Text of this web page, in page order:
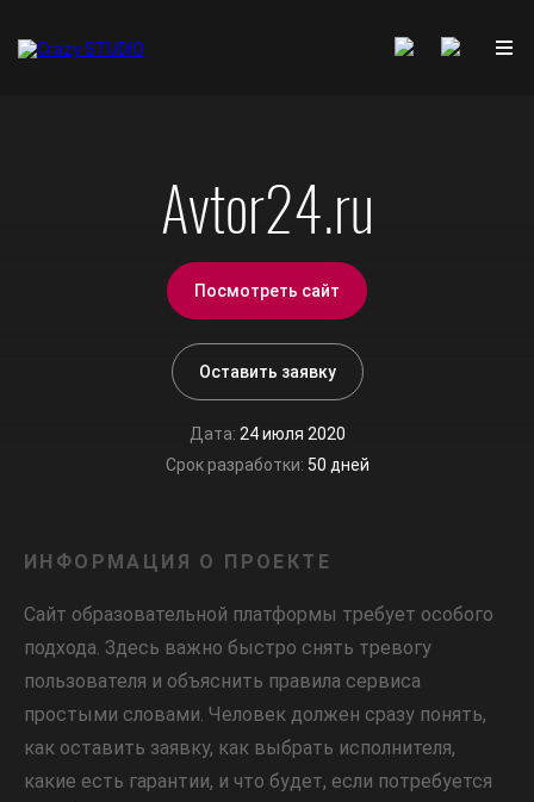
Avtor24.ru
Посмотреть сайт
Оставить заявку
Дата: 24 июля 2020
Срок разработки: 50 дней
ИНФОРМАЦИЯ О ПРОЕКТЕ
Сайт образовательной платформы требует особого
подхода. Здесь важно быстро снять тревогу
пользователя и объяснить правила сервиса
простыми словами. Человек должен сразу понять,
как оставить заявку, как выбрать исполнителя,
какие есть гарантии, и что будет, если потребуется